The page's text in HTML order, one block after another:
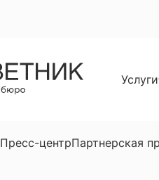
Услуги
Пресс-центрПартнерская